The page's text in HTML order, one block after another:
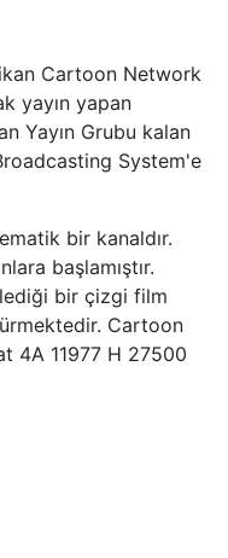
Cartoon Network
yayın yapan
Yayın Grubu kalan
System'e
bir kanaldır.
başlamıştır.
bir çizgi film
Cartoon
4A 11977 H 27500